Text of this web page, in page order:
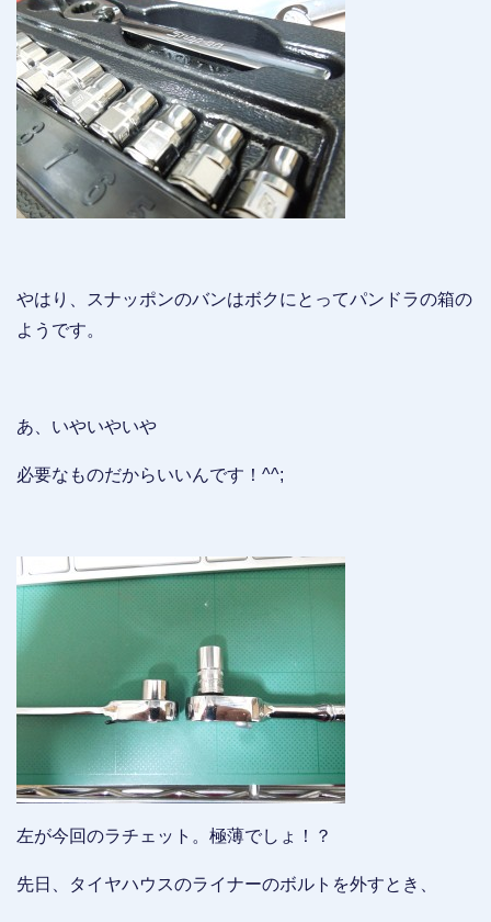
やはり、スナッポンのバンはボクにとってパンドラの箱の
ようです。
あ、いやいやいや
必要なものだからいいんです！^^;
左が今回のラチェット。極薄でしょ！？
先日、タイヤハウスのライナーのボルトを外すとき、